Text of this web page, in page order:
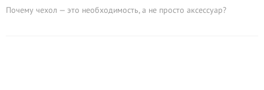
Почему чехол — это необходимость, а не просто аксессуар?